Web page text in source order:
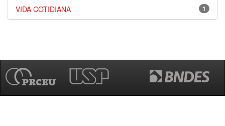
1
VIDA COTIDIANA